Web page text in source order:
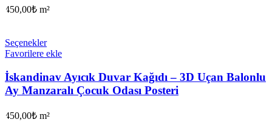
450,00₺ m²
Seçenekler
Favorilere ekle
İskandinav Ayıcık Duvar Kağıdı – 3D Uçan Balonlu
Ay Manzaralı Çocuk Odası Posteri
450,00₺ m²